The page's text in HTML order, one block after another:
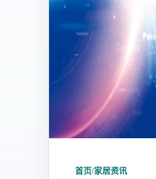
首页/家居资讯